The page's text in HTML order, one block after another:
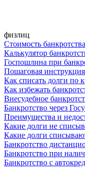
физлиц
Стоимость банкротства
Калькулятор
Госпошлина при
Пошаговая инструкция
Как списать долги по
Как избежать
Внесудебное
Банкротство через
Преимущества и
Какие долги не
Какие долги
Банкротство
Банкротство при
Банкротство с